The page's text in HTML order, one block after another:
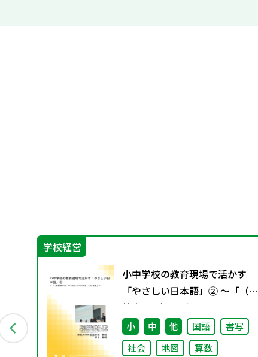
学校経営
小中学校の教育現場で活かす
「やさしい日本語」② ～「（学
校内での）子どもたちへのやさ
しい日本語」～
小 中 他 国語
書写
社会
地図 算数